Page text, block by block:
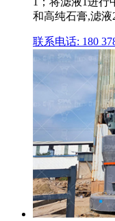
和高纯石膏,滤液
联系电话: 180